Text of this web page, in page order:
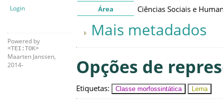
Login
Powered by
<TEI:TOK>
Maarten Janssen,
2014-
Área Ciências Sociais e
Mais metadados
Opções de
Etiquetas: Classe morfossintática Lema